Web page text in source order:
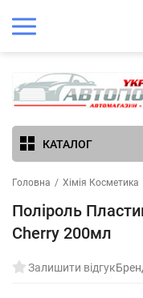
КАТАЛОГ
Головна / Хімія Косметика
Поліроль
Cherry 200мл
Залишити відгук